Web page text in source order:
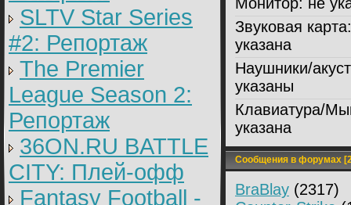
SLTV Star Series
#2: Репортаж
The Premier
League Season 2:
Репортаж
36ON.RU BATTLE
CITY: Плей-офф
Fantasy Football -
Звуковая карта:
указана
Наушники/
указаны
Клавиатура/
указана
Сообщения в форумах
BraBlay (2317)